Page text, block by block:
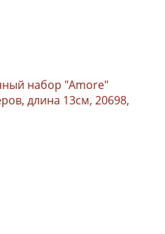
набор "Amore"
длина 13см, 20698,